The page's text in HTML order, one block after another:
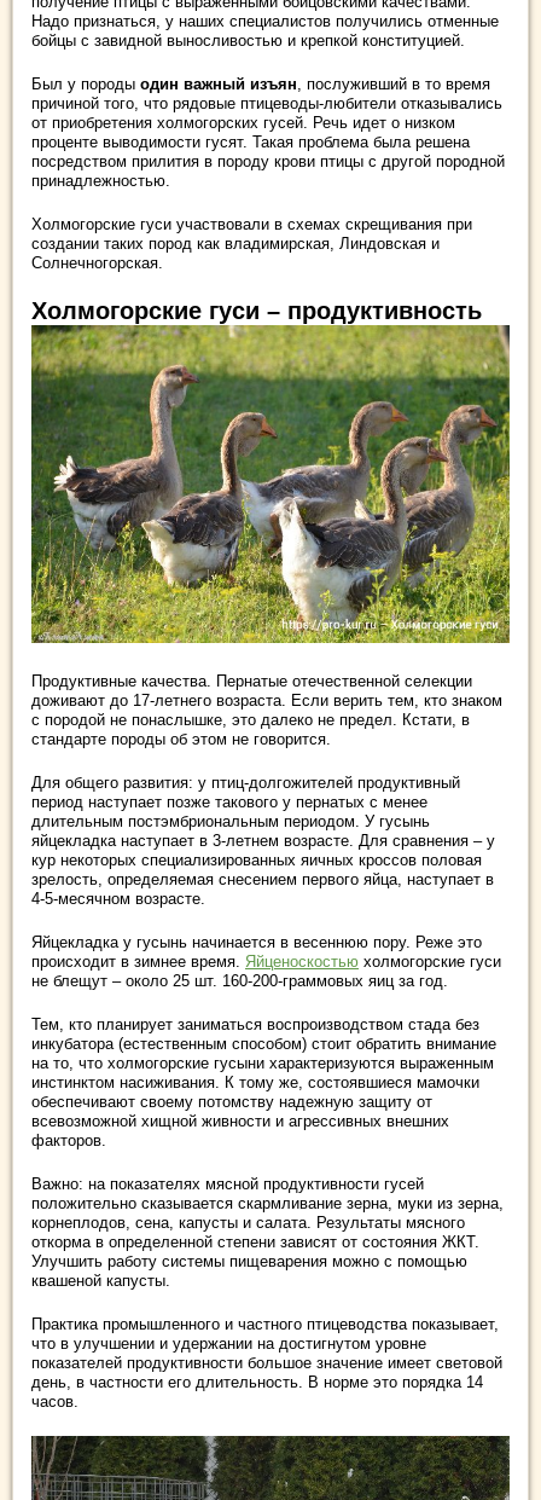
Надо признаться, у наших специалистов получились отменные
бойцы с завидной выносливостью и крепкой конституцией.
Был у породы один важный изъян, послуживший в то время
причиной того, что рядовые птицеводы-любители отказывались
от приобретения холмогорских гусей. Речь идет о низком
проценте выводимости гусят. Такая проблема была решена
посредством прилития в породу крови птицы с другой породной
принадлежностью.
Холмогорские гуси участвовали в схемах скрещивания при
создании таких пород как владимирская, Линдовская и
Солнечногорская.
Холмогорские гуси – продуктивность
Продуктивные качества. Пернатые отечественной селекции
доживают до 17-летнего возраста. Если верить тем, кто знаком
с породой не понаслышке, это далеко не предел. Кстати, в
стандарте породы об этом не говорится.
Для общего развития: у птиц-долгожителей продуктивный
период наступает позже такового у пернатых с менее
длительным постэмбриональным периодом. У гусынь
яйцекладка наступает в 3-летнем возрасте. Для сравнения – у
кур некоторых специализированных яичных кроссов половая
зрелость, определяемая снесением первого яйца, наступает в
4-5-месячном возрасте.
Яйцекладка у гусынь начинается в весеннюю пору. Реже это
происходит в зимнее время. Яйценоскостью холмогорские гуси
не блещут – около 25 шт. 160-200-граммовых яиц за год.
Тем, кто планирует заниматься воспроизводством стада без
инкубатора (естественным способом) стоит обратить внимание
на то, что холмогорские гусыни характеризуются выраженным
инстинктом насиживания. К тому же, состоявшиеся мамочки
обеспечивают своему потомству надежную защиту от
всевозможной хищной живности и агрессивных внешних
факторов.
Важно: на показателях мясной продуктивности гусей
положительно сказывается скармливание зерна, муки из зерна,
корнеплодов, сена, капусты и салата. Результаты мясного
откорма в определенной степени зависят от состояния ЖКТ.
Улучшить работу системы пищеварения можно с помощью
квашеной капусты.
Практика промышленного и частного птицеводства показывает,
что в улучшении и удержании на достигнутом уровне
показателей продуктивности большое значение имеет световой
день, в частности его длительность. В норме это порядка 14
часов.